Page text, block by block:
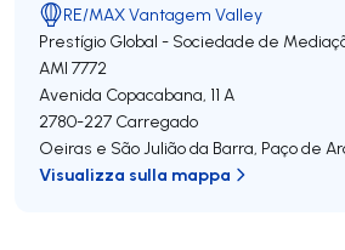
RE/MAX Vantagem Valley
Prestígio Global - Sociedade de
AMI 7772
Avenida Copacabana, 11 A
2780-227 Carregado
Oeiras e São Julião da Barra, Paço de
Visualizza sulla mappa